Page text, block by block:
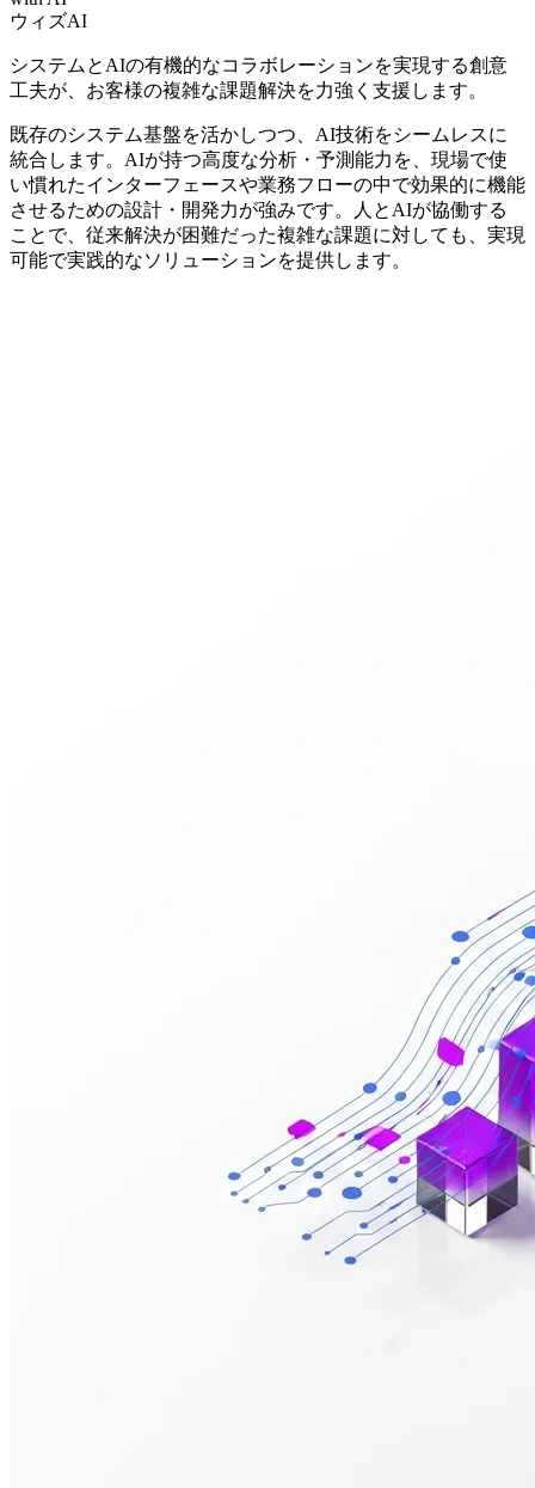
ウィズAI
システムとAIの有機的なコラボレーションを実現する創意
工夫が、お客様の複雑な課題解決を力強く支援します。
既存のシステム基盤を活かしつつ、AI技術をシームレスに
統合します。AIが持つ高度な分析・予測能力を、現場で使
い慣れたインターフェースや業務フローの中で効果的に機能
させるための設計・開発力が強みです。人とAIが協働する
ことで、従来解決が困難だった複雑な課題に対しても、実現
可能で実践的なソリューションを提供します。